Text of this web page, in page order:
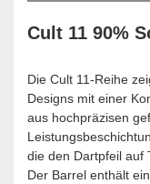
Cult 11 90%
Die Cult 11-Reihe
Designs mit einer
aus hochpräzisen
die den Dartpfeil auf
Der Barrel enthält